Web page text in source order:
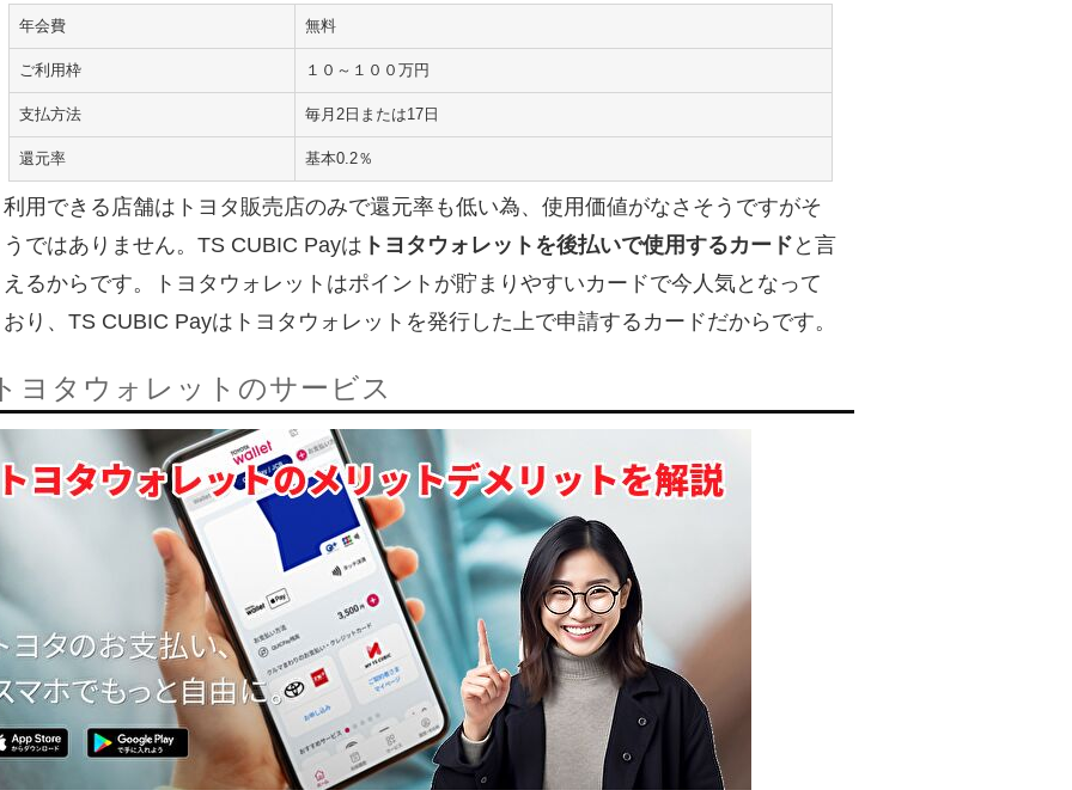
年会費 無料
ご利用枠 １０～１００万円
支払方法 毎月2日または17日
還元率 基本0.2％
利用できる店舗はトヨタ販売店のみで還元率も低い為、使用価値がなさそうですがそ
うではありません。TS CUBIC Payは トヨタウォレットを後払いで使用するカード と言
えるからです。トヨタウォレットはポイントが貯まりやすいカードで今人気となって
おり、TS CUBIC Payはトヨタウォレットを発行した上で申請するカードだからです。
ヨタウォレットのサービス